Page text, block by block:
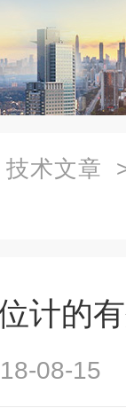
技术文章
计的
08-